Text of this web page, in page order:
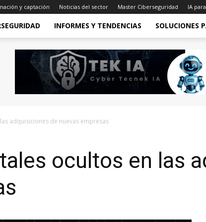
y captación Noticias del sector Master Ciberseguridad IA
INFORMES Y TENDENCIAS SOLUCIONES
adquisiciones de nuevas empresas
ocultos en las